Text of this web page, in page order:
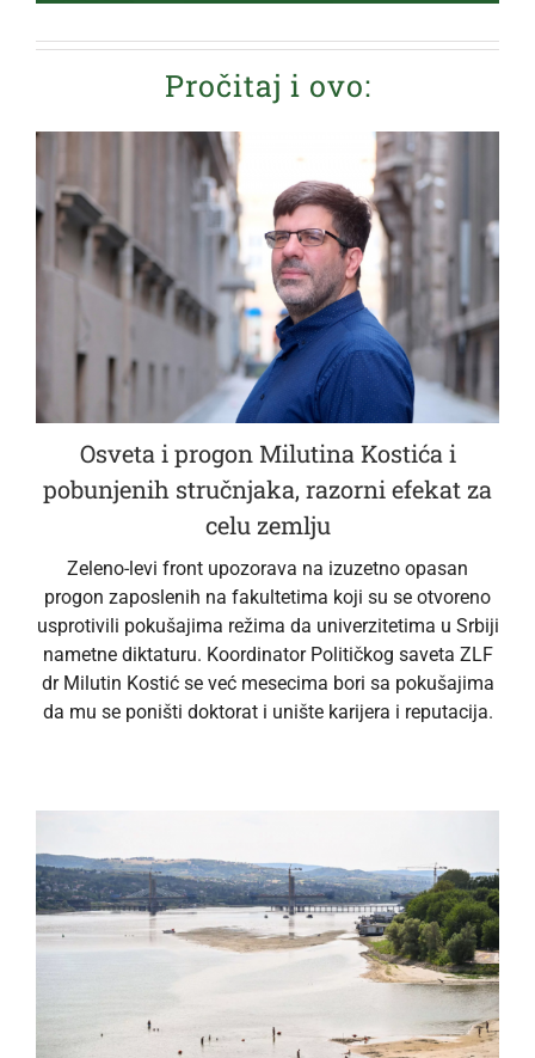
Pročitaj i ovo:
Osveta i progon Milutina Kostića i
pobunjenih stručnjaka, razorni efekat za
celu zemlju
Zeleno-levi front upozorava na izuzetno opasan
progon zaposlenih na fakultetima koji su se otvoreno
usprotivili pokušajima režima da univerzitetima u Srbiji
nametne diktaturu. Koordinator Političkog saveta ZLF
dr Milutin Kostić se već mesecima bori sa pokušajima
da mu se poništi doktorat i unište karijera i reputacija.